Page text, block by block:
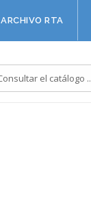
ARCHIVO RTA